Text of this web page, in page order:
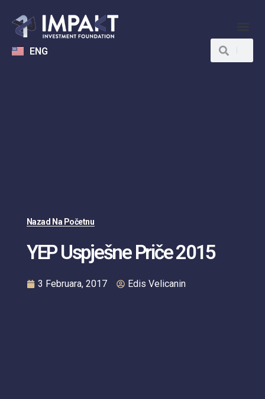
ENG
Nazad Na Početnu
YEP Uspješne Priče 2015
3 Februara, 2017 Edis Velicanin